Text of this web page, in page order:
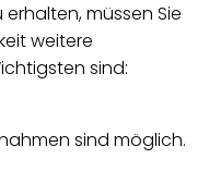
müssen Sie
weitere
sind:
sind möglich.